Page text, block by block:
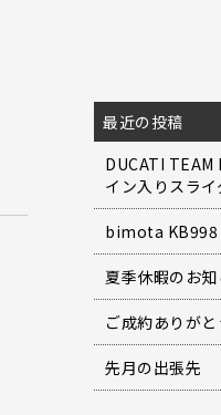
最近の投稿
DUCATI TEAM
イン入りスライ
bimota KB998
夏季休暇のお知
ご成約ありがと
先月の出張先